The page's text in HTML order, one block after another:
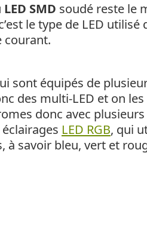
LED SMD soudé reste le
le type de LED
courant.
sont équipés de
des multi-LED et on
donc avec
LED RGB, qui
à savoir bleu, vert et